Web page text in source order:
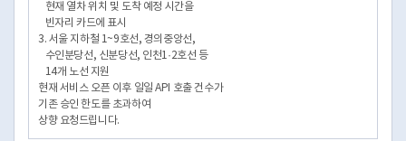
현재 열차 위치 및 도착 예정 시간을
빈자리 카드에 표시
3. 서울 지하철 1~9호선, 경의중앙선,
수인분당선, 신분당선, 인천1·2호선 등
14개 노선 지원
현재 서비스 오픈 이후 일일 API 호출 건수가
기존 승인 한도를 초과하여
상향 요청드립니다.